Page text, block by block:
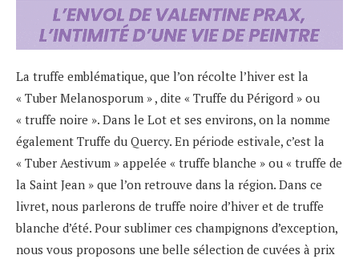
La truffe emblématique, que l’on récolte l’hiver est la
« Tuber Melanosporum » , dite « Truffe du Périgord » ou
« truffe noire ». Dans le Lot et ses environs, on la nomme
également Truffe du Quercy. En période estivale, c’est la
« Tuber Aestivum » appelée « truffe blanche » ou « truffe de
la Saint Jean » que l’on retrouve dans la région. Dans ce
livret, nous parlerons de truffe noire d’hiver et de truffe
blanche d’été. Pour sublimer ces champignons d’exception,
nous vous proposons une belle sélection de cuvées à prix